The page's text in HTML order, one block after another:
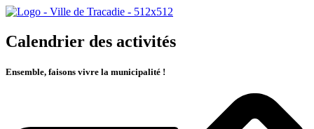
Calendrier des activités
Ensemble, faisons vivre la municipalité !